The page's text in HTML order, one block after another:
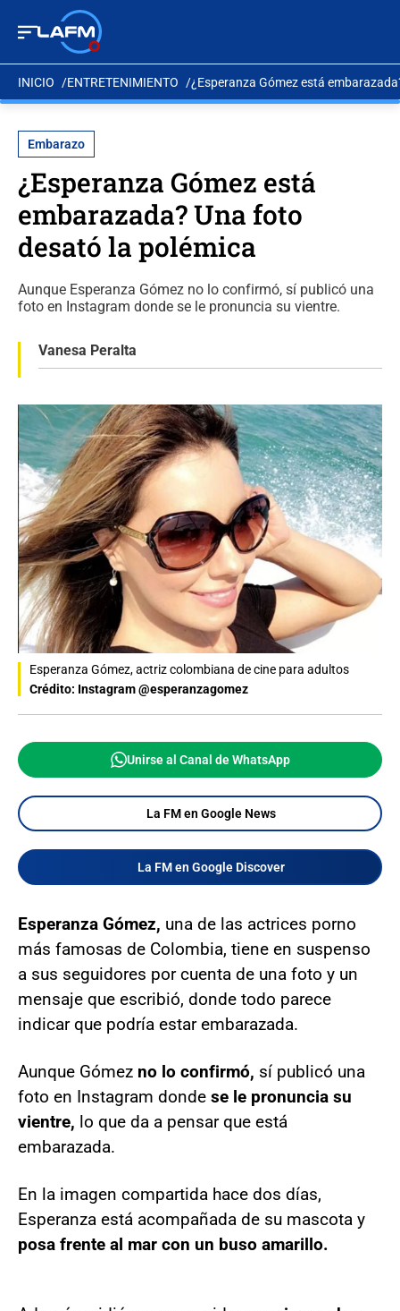
INICIO ENTRETENIMIENTO ¿Esperanza Gómez está
Embarazo
¿Esperanza Gómez está
embarazada? Una foto
desató la polémica
Aunque Esperanza Gómez no lo confirmó, sí publicó una
foto en Instagram donde se le pronuncia su vientre.
Vanesa Peralta
Esperanza Gómez, actriz colombiana de cine para adultos
Crédito: Instagram @esperanzagomez
Unirse al Canal de WhatsApp
La FM en Google News
La FM en Google Discover
Esperanza Gómez, una de las actrices porno
más famosas de Colombia, tiene en suspenso
a sus seguidores por cuenta de una foto y un
mensaje que escribió, donde todo parece
indicar que podría estar embarazada.
Aunque Gómez no lo confirmó, sí publicó una
foto en Instagram donde se le pronuncia su
vientre, lo que da a pensar que está
embarazada.
En la imagen compartida hace dos días,
Esperanza está acompañada de su mascota y
posa frente al mar con un buso amarillo.